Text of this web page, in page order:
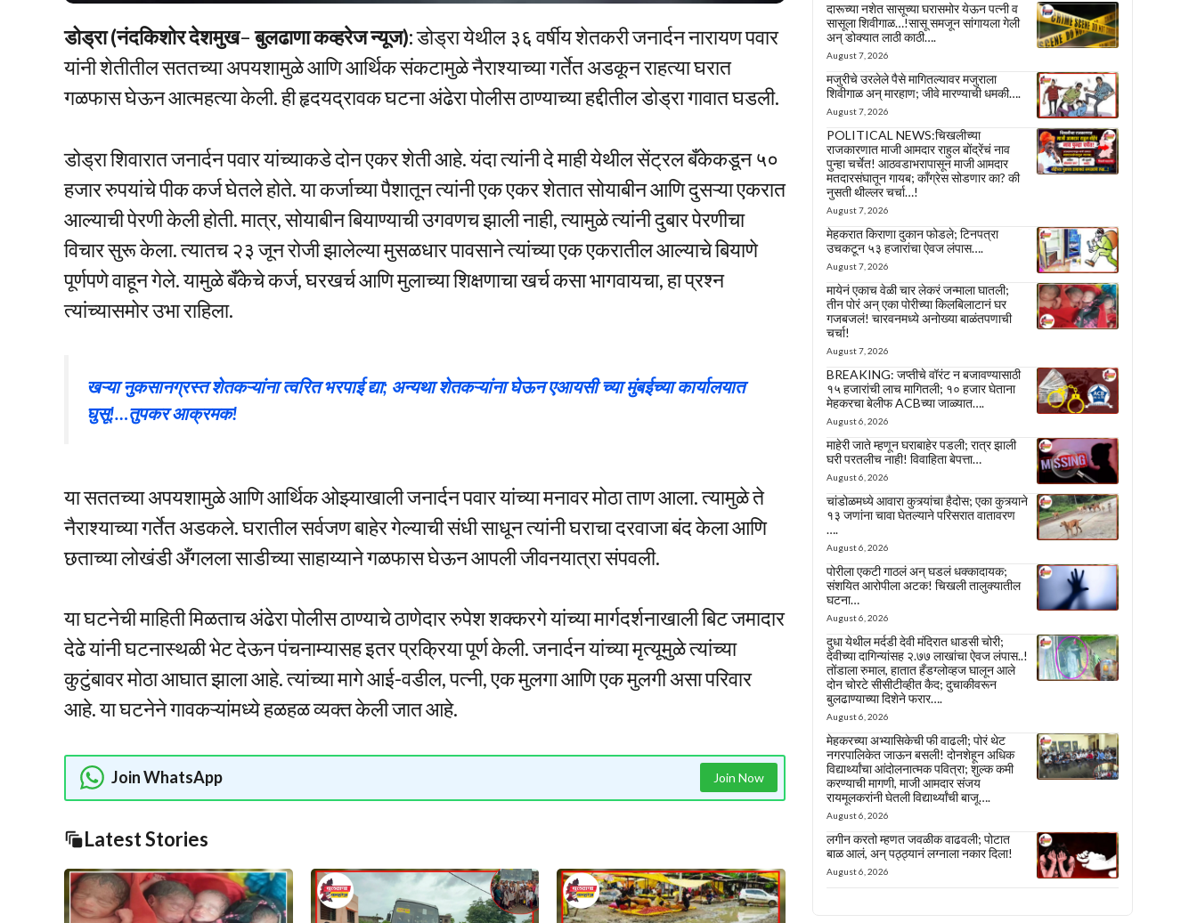
डोड्रा (नंदकिशोर देशमुख–बुलढाणा कव्हरेज न्यूज):डोड्रा येथील ३६ वर्षीय शेतकरी जनार्दन नारायण पवार
यांनी शेतीतील सततच्या अपयशामुळे आणि आर्थिक संकटामुळे नैराश्याच्या गर्तेत अडकून राहत्या घरात
गळफास घेऊन आत्महत्या केली. ही हृदयद्रावक घटना अंढेरा पोलीस ठाण्याच्या हद्दीतील डोड्रा गावात घडली.
डोड्रा शिवारात जनार्दन पवार यांच्याकडे दोन एकर शेती आहे. यंदा त्यांनी दे माही येथील सेंट्रल बँकेकडून ५०
हजार रुपयांचे पीक कर्ज घेतले होते. या कर्जाच्या पैशातून त्यांनी एक एकर शेतात सोयाबीन आणि दुसऱ्या एकरात
आल्याची पेरणी केली होती. मात्र, सोयाबीन बियाण्याची उगवणच झाली नाही, त्यामुळे त्यांनी दुबार पेरणीचा
विचार सुरू केला. त्यातच २३ जून रोजी झालेल्या मुसळधार पावसाने त्यांच्या एक एकरातील आल्याचे बियाणे
पूर्णपणे वाहून गेले. यामुळे बँकेचे कर्ज, घरखर्च आणि मुलाच्या शिक्षणाचा खर्च कसा भागवायचा, हा प्रश्न
त्यांच्यासमोर उभा राहिला.
खऱ्या नुकसानग्रस्त शेतकऱ्यांना त्वरित भरपाई द्या; अन्यथा शेतकऱ्यांना घेऊन एआयसी च्या मुंबईच्या कार्यालयात
घुसू!…तुपकर आक्रमक!
या सततच्या अपयशामुळे आणि आर्थिक ओझ्याखाली जनार्दन पवार यांच्या मनावर मोठा ताण आला. त्यामुळे ते
नैराश्याच्या गर्तेत अडकले. घरातील सर्वजण बाहेर गेल्याची संधी साधून त्यांनी घराचा दरवाजा बंद केला आणि
छताच्या लोखंडी अँगलला साडीच्या साहाय्याने गळफास घेऊन आपली जीवनयात्रा संपवली.
या घटनेची माहिती मिळताच अंढेरा पोलीस ठाण्याचे ठाणेदार रुपेश शक्करगे यांच्या मार्गदर्शनाखाली बिट जमादार
देढे यांनी घटनास्थळी भेट देऊन पंचनाम्यासह इतर प्रक्रिया पूर्ण केली. जनार्दन यांच्या मृत्यूमुळे त्यांच्या
कुटुंबावर मोठा आघात झाला आहे. त्यांच्या मागे आई-वडील, पत्नी, एक मुलगा आणि एक मुलगी असा परिवार
आहे. या घटनेने गावकऱ्यांमध्ये हळहळ व्यक्त केली जात आहे.
Join WhatsApp Join Now
Latest Stories
दारूच्या नशेत सासूच्या घरासमोर येऊन पत्नी व
सासूला शिवीगाळ…!सासू समजून सांगायला गेली
अन् डोक्यात लाठी काठी….
August 7, 2026
मजुरीचे उरलेले पैसे मागितल्यावर मजुराला
शिवीगाळ अन् मारहाण; जीवे मारण्याची धमकी….
August 7, 2026
POLITICAL NEWS:चिखलीच्या
राजकारणात माजी आमदार राहुल बोंद्रेंचं नाव
पुन्हा चर्चेत! आठवडाभरापासून माजी आमदार
मतदारसंघातून गायब; काँग्रेस सोडणार का? की
नुसती थील्लर चर्चा…!
August 7, 2026
मेहकरात किराणा दुकान फोडले; टिनपत्रा
उचकटून ५३ हजारांचा ऐवज लंपास….
August 7, 2026
मायेनं एकाच वेळी चार लेकरं जन्माला घातली;
तीन पोरं अन् एका पोरीच्या किलबिलाटानं घर
गजबजलं! चारवनमध्ये अनोख्या बाळंतपणाची
चर्चा!
August 7, 2026
BREAKING: जप्तीचे वॉरंट न बजावण्यासाठी
१५ हजारांची लाच मागितली; १० हजार घेताना
मेहकरचा बेलीफ ACBच्या जाळ्यात….
August 6, 2026
माहेरी जाते म्हणून घराबाहेर पडली; रात्र झाली
घरी परतलीच नाही! विवाहिता बेपत्ता…
August 6, 2026
चांडोळमध्ये आवारा कुत्र्यांचा हैदोस; एका कुत्र्याने
१३ जणांना चावा घेतल्याने परिसरात वातावरण
….
August 6, 2026
पोरीला एकटी गाठलं अन् घडलं धक्कादायक;
संशयित आरोपीला अटक! चिखली तालुक्यातील
घटना…
August 6, 2026
दुधा येथील मर्दडी देवी मंदिरात धाडसी चोरी;
देवीच्या दागिन्यांसह २.७७ लाखांचा ऐवज लंपास..!
तोंडाला रुमाल, हातात हँडग्लोव्हज घालून आले
दोन चोरटे सीसीटीव्हीत कैद; दुचाकीवरून
बुलढाण्याच्या दिशेने फरार….
August 6, 2026
मेहकरच्या अभ्यासिकेची फी वाढली; पोरं थेट
नगरपालिकेत जाऊन बसली! दोनशेहून अधिक
विद्यार्थ्यांचा आंदोलनात्मक पवित्रा; शुल्क कमी
करण्याची मागणी, माजी आमदार संजय
रायमूलकरांनी घेतली विद्यार्थ्यांची बाजू….
August 6, 2026
लगीन करतो म्हणत जवळीक वाढवली; पोटात
बाळ आलं, अन् पठ्ठ्यानं लग्नाला नकार दिला!
August 6, 2026